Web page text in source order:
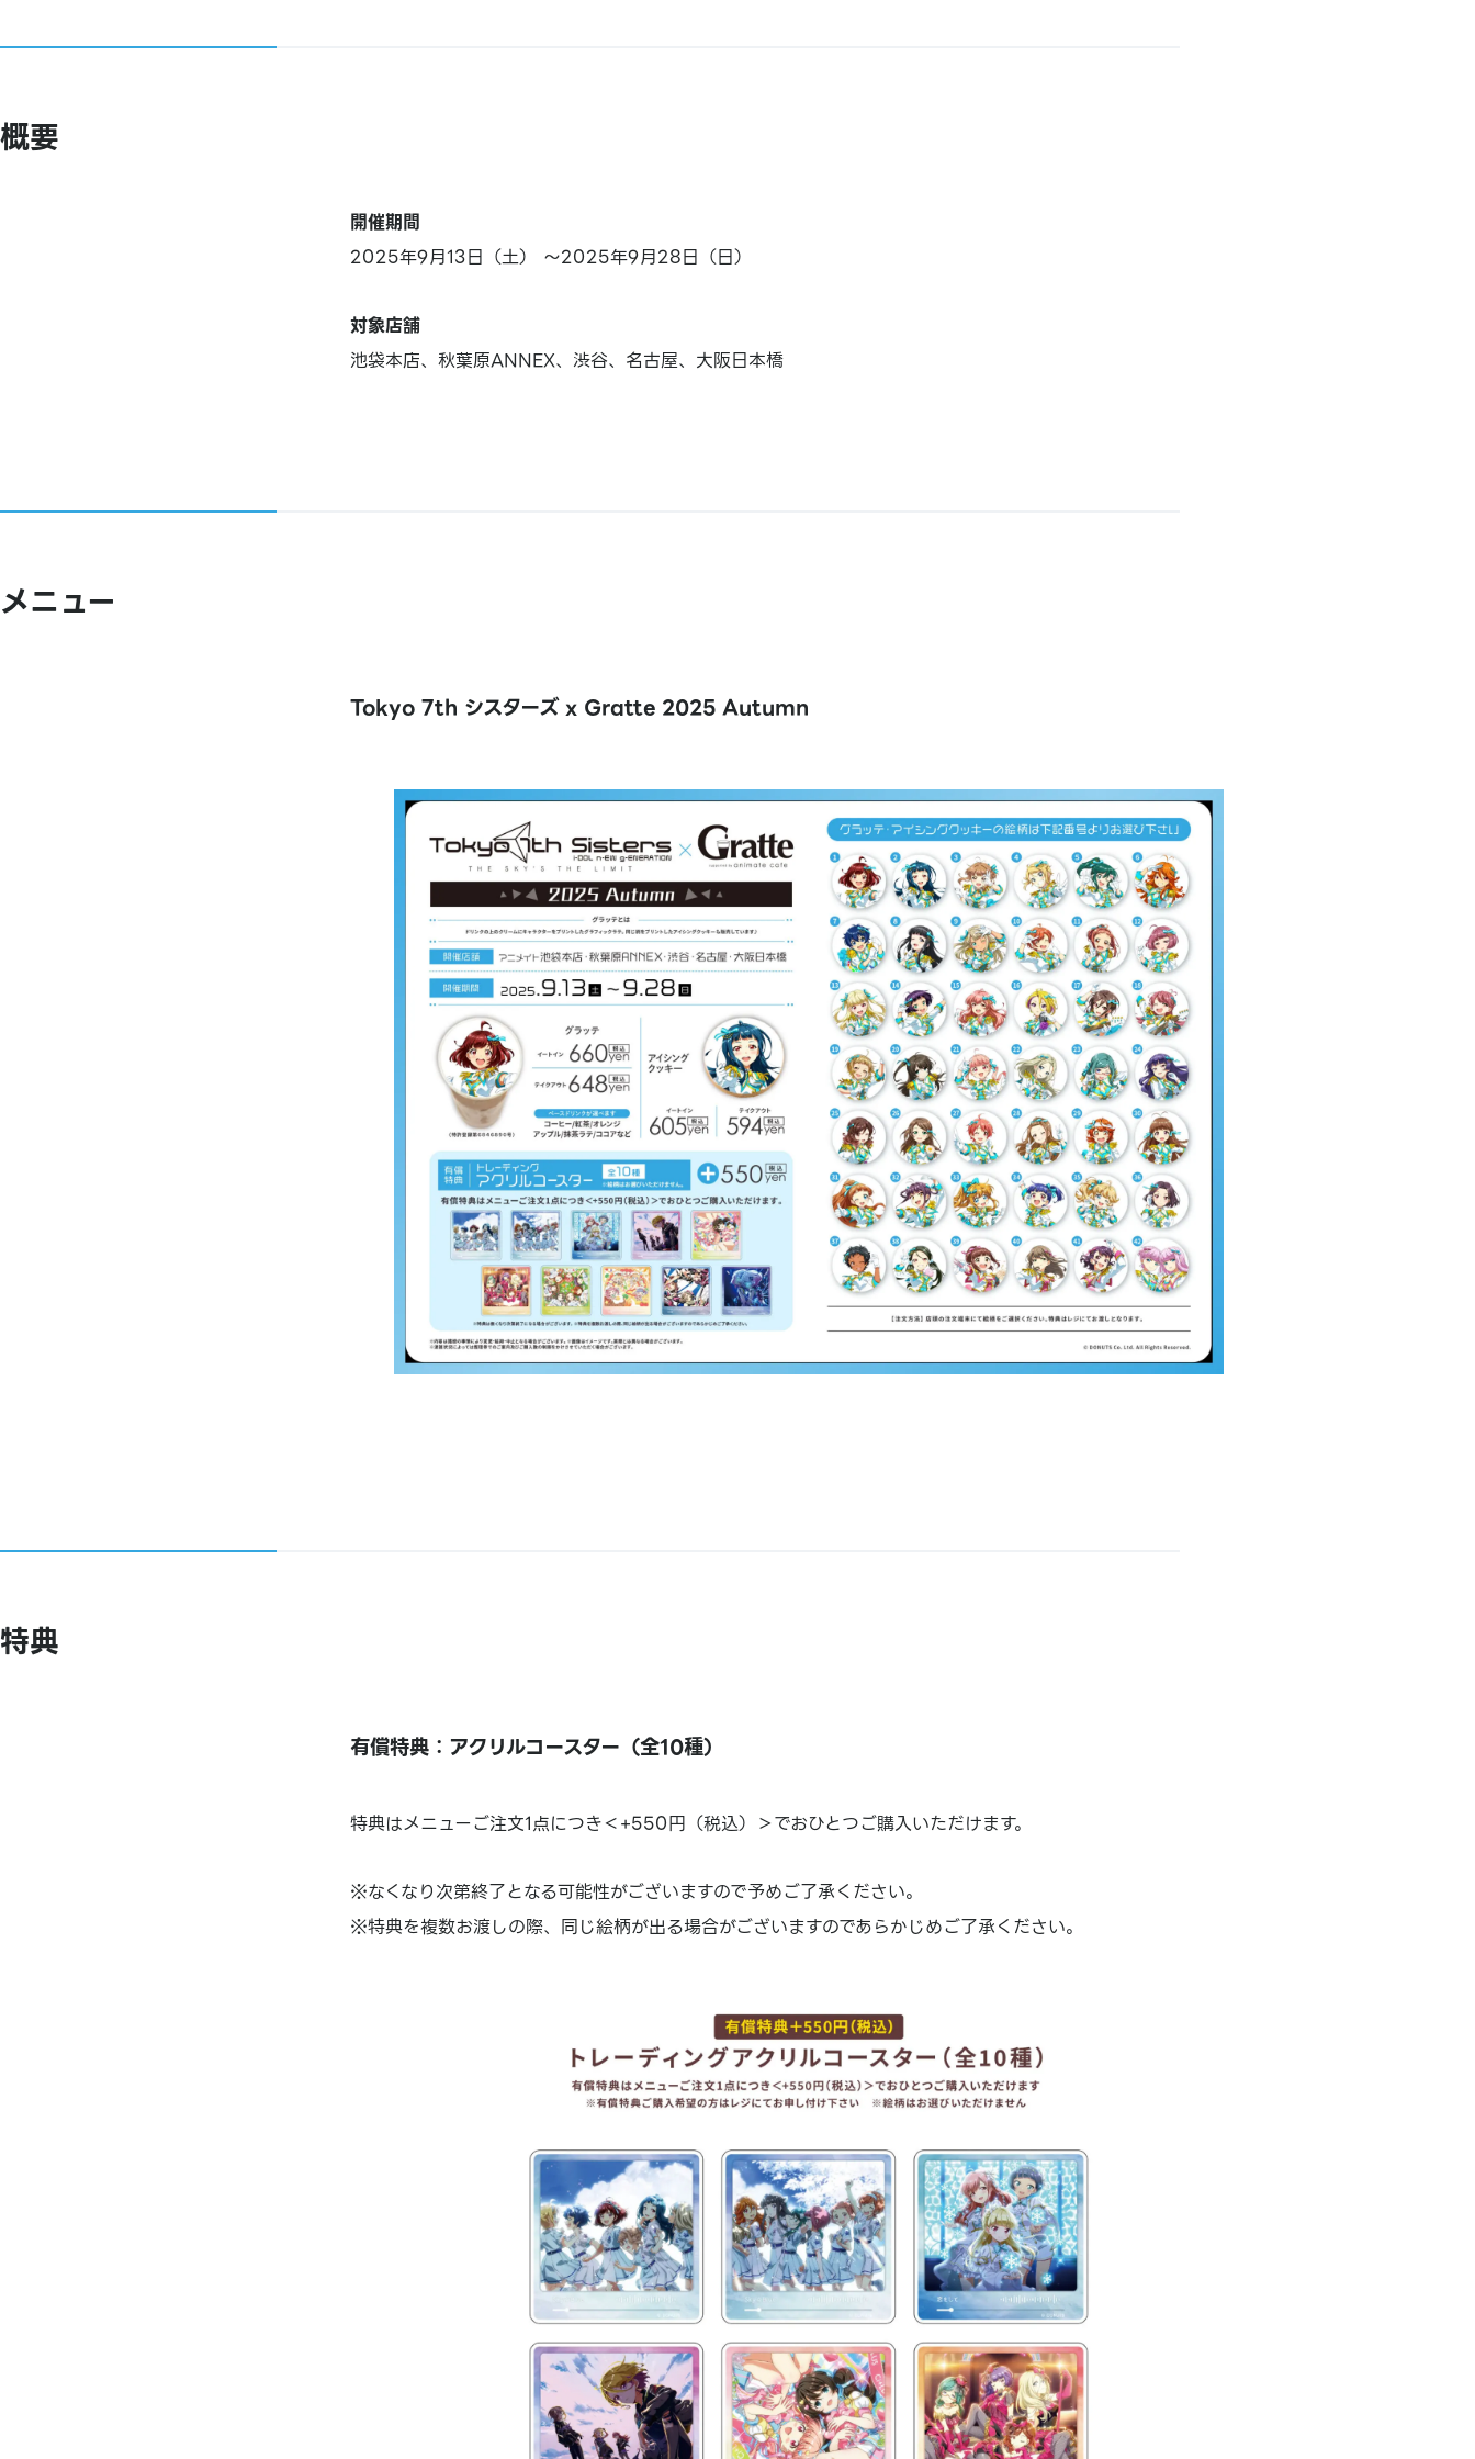
概要
開催期間
2025年9月13日（土） ～2025年9月28日（日）
対象店舗
池袋本店、秋葉原ANNEX、渋谷、名古屋、大阪日本橋
メニュー
Tokyo 7th シスターズ x Gratte 2025 Autumn
特典
有償特典：アクリルコースター（全10種）
特典はメニューご注文1点につき＜+550円（税込）＞でおひとつご購入いただけます。
※なくなり次第終了となる可能性がございますので予めご了承ください。
※特典を複数お渡しの際、同じ絵柄が出る場合がございますのであらかじめご了承ください。